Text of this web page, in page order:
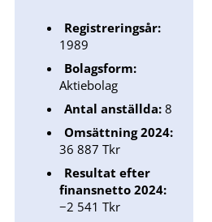
Registreringsår:
1989
Bolagsform:
Aktiebolag
Antal anställda:8
Omsättning 2024:
36 887 Tkr
Resultat efter
finansnetto 2024:
−2 541 Tkr